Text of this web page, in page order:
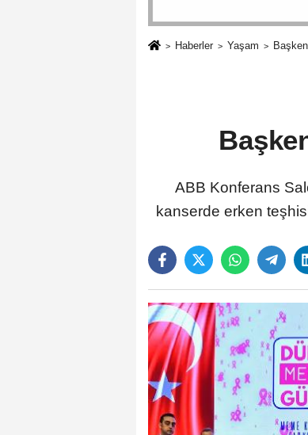
Haberler Yaşam
ABB Konferans
kanserde erken